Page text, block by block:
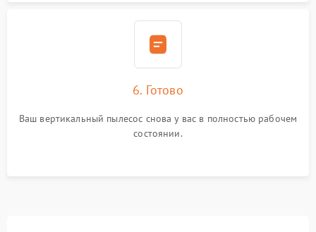
6. Готово
Ваш вертикальный пылесос снова у вас в полностью рабочем
состоянии.